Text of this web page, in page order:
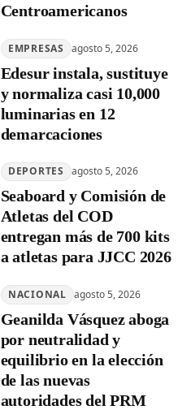
Centroamericanos
EMPRESAS agosto 5, 2026
Edesur instala, sustituye
y normaliza casi 10,000
luminarias en 12
demarcaciones
DEPORTES agosto 5, 2026
Seaboard y Comisión de
Atletas del COD
entregan más de 700 kits
a atletas para JJCC 2026
NACIONAL agosto 5, 2026
Geanilda Vásquez aboga
por neutralidad y
equilibrio en la elección
de las nuevas
autoridades del PRM